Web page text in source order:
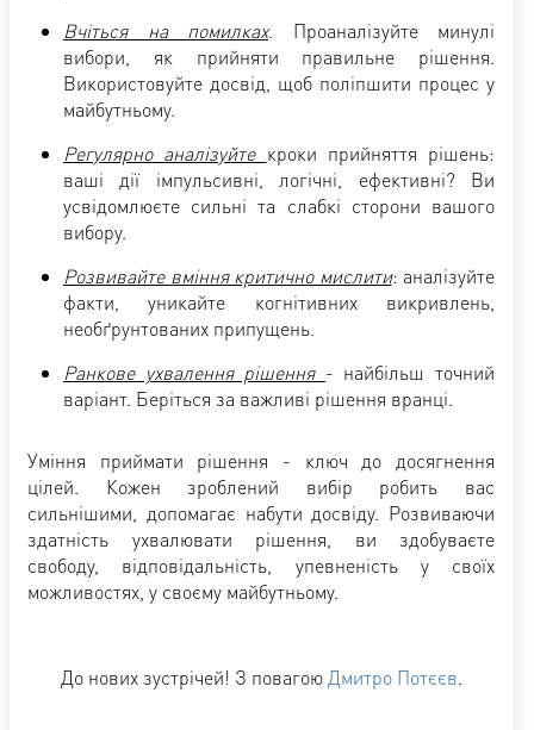
Вчіться на помилках. Проаналізуйте минулі
вибори, як прийняти правильне рішення.
Використовуйте досвід, щоб поліпшити процес у
майбутньому.
Регулярно аналізуйте кроки прийняття рішень:
ваші дії імпульсивні, логічні, ефективні? Ви
усвідомлюєте сильні та слабкі сторони вашого
вибору.
Розвивайте вміння критично мислити: аналізуйте
факти, уникайте когнітивних викривлень,
необґрунтованих припущень.
Ранкове ухвалення рішення - найбільш точний
варіант. Беріться за важливі рішення вранці.
Уміння приймати рішення - ключ до досягнення
цілей. Кожен зроблений вибір робить вас
сильнішими, допомагає набути досвіду. Розвиваючи
здатність ухвалювати рішення, ви здобуваєте
свободу, відповідальність, упевненість у своїх
можливостях, у своєму майбутньому.
До нових зустрічей! З повагою Дмитро Потєєв.